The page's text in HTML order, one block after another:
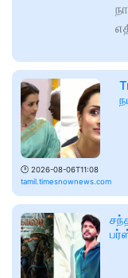
🕑 2026-08-06T11:08
tamil.timesnownews.com